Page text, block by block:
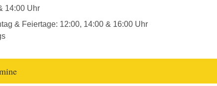
14:00 Uhr
& Feiertage: 12:00, 14:00 & 16:00 Uhr